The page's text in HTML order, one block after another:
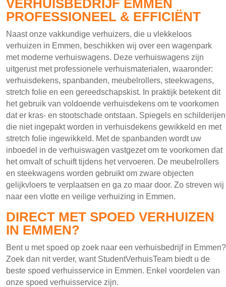
VERHUISBEDRIJF EMMEN
PROFESSIONEEL & EFFICIËNT
Naast onze vakkundige verhuizers, die u vlekkeloos
verhuizen in Emmen, beschikken wij over een wagenpark
met moderne verhuiswagens. Deze verhuiswagens zijn
uitgerust met professionele verhuismaterialen, waaronder:
verhuisdekens, spanbanden, meubelrollers, steekwagens,
stretch folie en een gereedschapskist. In praktijk betekent dit
het gebruik van voldoende verhuisdekens om te voorkomen
dat er kras- en stootschade ontstaan. Spiegels en schilderijen
die niet ingepakt worden in verhuisdekens gewikkeld en met
stretch folie ingewikkeld. Met de spanbanden wordt uw
inboedel in de verhuiswagen vastgezet om te voorkomen dat
het omvalt of schuift tijdens het vervoeren. De meubelrollers
en steekwagens worden gebruikt om zware objecten
gelijkvloers te verplaatsen en ga zo maar door. Zo streven wij
naar een vlotte en veilige verhuizing in Emmen.
DIRECT MET SPOED VERHUIZEN
IN EMMEN?
Bent u met spoed op zoek naar een verhuisbedrijf in Emmen?
Zoek dan nit verder, want StudentVerhuisTeam biedt u de
beste spoed verhuisservice in Emmen. Enkel voordelen van
onze spoed verhuisservice zijn.